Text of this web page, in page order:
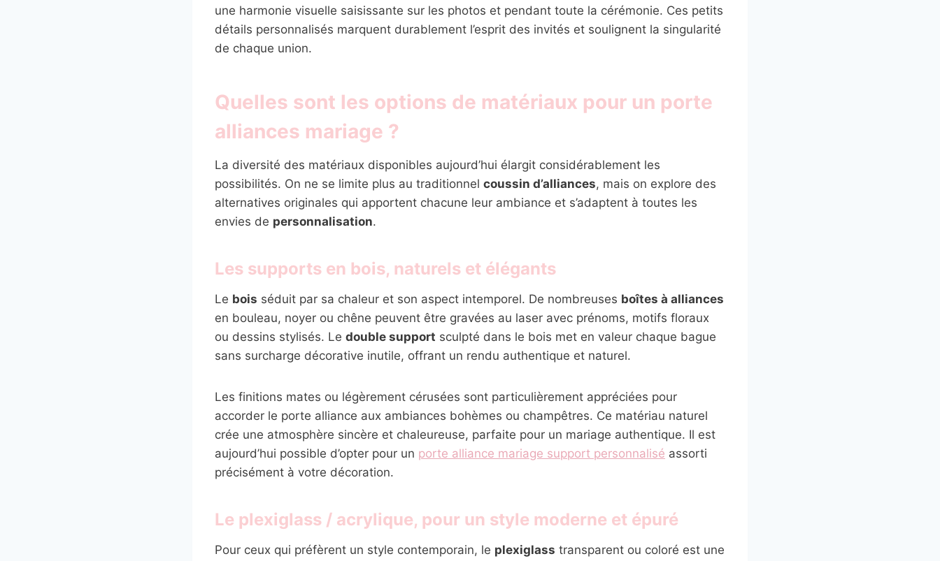
une harmonie visuelle saisissante sur les photos et pendant toute la cérémonie. Ces petits
détails personnalisés marquent durablement l’esprit des invités et soulignent la singularité
de chaque union.
Quelles sont les options de matériaux pour un porte
alliances mariage ?
La diversité des matériaux disponibles aujourd’hui élargit considérablement les
possibilités. On ne se limite plus au traditionnel coussin d’alliances, mais on explore des
alternatives originales qui apportent chacune leur ambiance et s’adaptent à toutes les
envies de personnalisation.
Les supports en bois, naturels et élégants
Le bois séduit par sa chaleur et son aspect intemporel. De nombreuses boîtes à alliances
en bouleau, noyer ou chêne peuvent être gravées au laser avec prénoms, motifs floraux
ou dessins stylisés. Le double support sculpté dans le bois met en valeur chaque bague
sans surcharge décorative inutile, offrant un rendu authentique et naturel.
Les finitions mates ou légèrement cérusées sont particulièrement appréciées pour
accorder le porte alliance aux ambiances bohèmes ou champêtres. Ce matériau naturel
crée une atmosphère sincère et chaleureuse, parfaite pour un mariage authentique. Il est
aujourd’hui possible d’opter pour un porte alliance mariage support personnalisé assorti
précisément à votre décoration.
Le plexiglass / acrylique, pour un style moderne et épuré
Pour ceux qui préfèrent un style contemporain, le plexiglass transparent ou coloré est une